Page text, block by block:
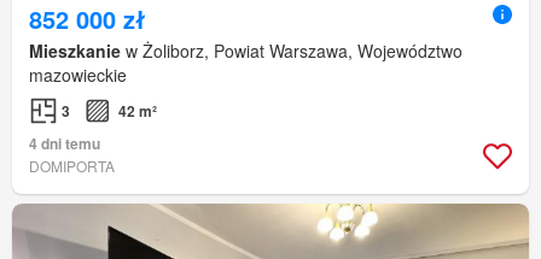
852 000 zł
Mieszkanie w Żoliborz, Powiat Warszawa, Województwo
mazowieckie
3
42 m²
4 dni temu
DOMIPORTA